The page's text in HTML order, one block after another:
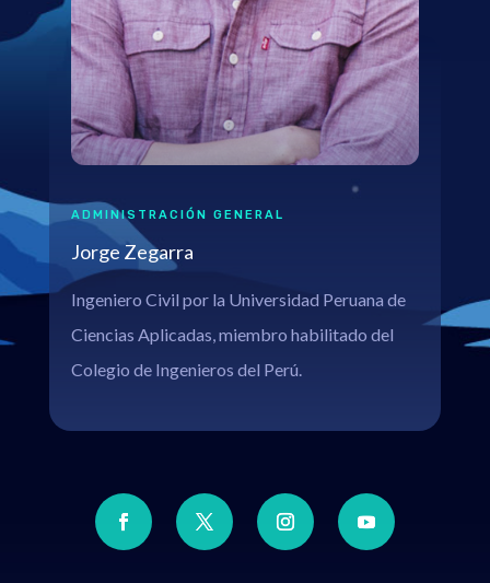
ADMINISTRACIÓN GENERAL
Jorge Zegarra
Ingeniero Civil por la Universidad Peruana de
Ciencias Aplicadas, miembro habilitado del
Colegio de Ingenieros del Perú.